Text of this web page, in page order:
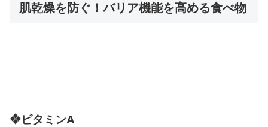
肌乾燥を防ぐ！バリア機能を高める食べ物
❖ビタミンA